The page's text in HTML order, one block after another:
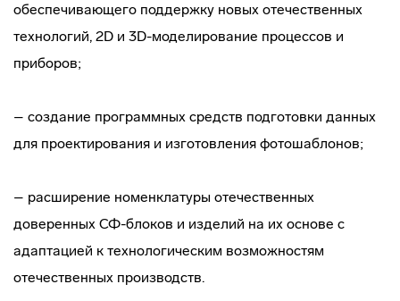
обеспечивающего поддержку новых отечественных
технологий, 2D и 3D-моделирование процессов и
приборов;
– создание программных средств подготовки данных
для проектирования и изготовления фотошаблонов;
– расширение номенклатуры отечественных
доверенных СФ-блоков и изделий на их основе с
адаптацией к технологическим возможностям
отечественных производств.